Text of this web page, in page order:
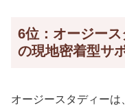
6位：オージー
の現地密着型サ
オージースタディーは